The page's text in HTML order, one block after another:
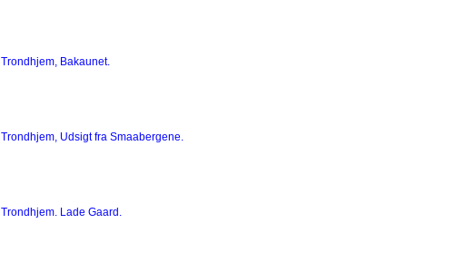
Trondhjem, Bakaunet.
Trondhjem, Udsigt fra Smaabergene.
Trondhjem. Lade Gaard.